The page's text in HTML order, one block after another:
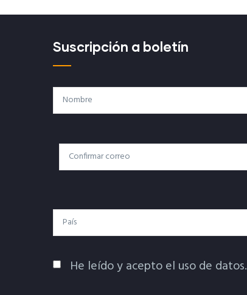
Suscripción a boletín
Nombre
Correo
Electrónico
Correo Electrónico
País
Política De Privacidad
He leído y acepto el uso de datos.